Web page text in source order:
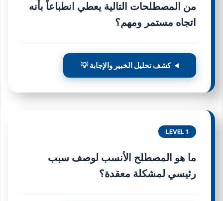
من المصطلحات التالية يعطي انطباعاً بأنه
اتجاه مستمر ومهم؟
كشف تحليل الخبير والإجابة 💡
LEVEL 1
ما هو المصطلح الأنسب لوصف سبب
رئيسي لمشكلة معقدة؟